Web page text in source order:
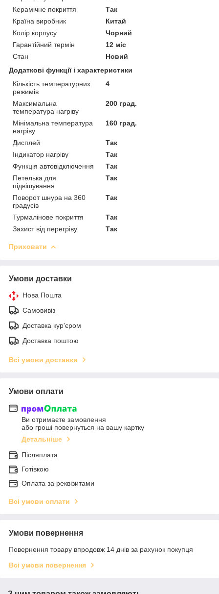
Керамічне покриття
Так
Країна виробник
Китай
Колір корпусу
Чорний
Гарантійний термін
12 міс
Стан
Новий
Додаткові функції і характеристики
Кількість температурних
режимів
4
Максимальна
температура нагріву
200 град.
Мінімальна температура
нагріву
160 град.
Дисплей
Так
Індикатор нагріву
Так
Функція автовідключення
Так
Петелька для
підвішування
Так
Поворот шнура на 360
градусів
Так
Турмалінове покриття
Так
Захист від перегріву
Так
Приховати
Умови доставки
Нова Пошта
Самовивіз
Доставка кур'єром
Доставка поштою
Всі умови доставки
Умови оплати
Ви отримаєте замовлення
або гроші повернуться на вашу картку
Детальніше
Післяплата
Готівкою
Оплата за реквізитами
Всі умови оплати
Умови повернення
Повернення товару впродовж 14 днів за рахунок покупця
Всі умови повернення